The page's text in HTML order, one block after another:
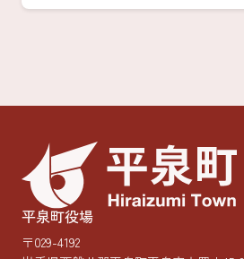
平泉町役場
〒029-4192